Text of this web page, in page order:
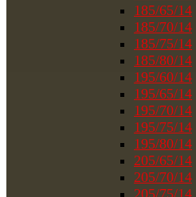
185/65/14
185/70/14
185/75/14
185/80/14
195/60/14
195/65/14
195/70/14
195/75/14
195/80/14
205/65/14
205/70/14
205/75/14